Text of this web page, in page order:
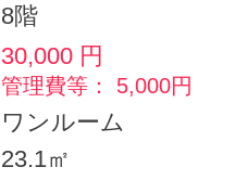
8階
30,000 円
管理費等： 5,000円
ワンルーム
23.1㎡